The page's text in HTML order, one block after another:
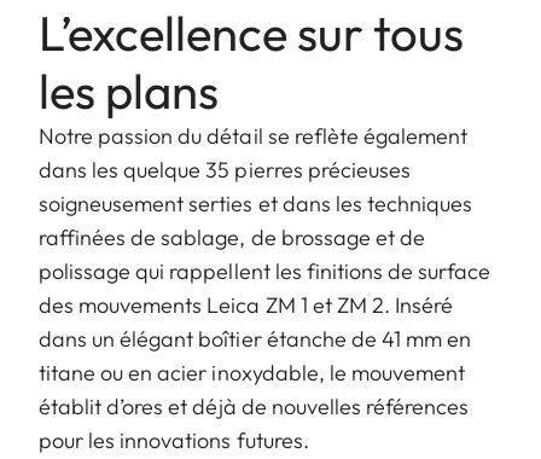
L’excellence sur tous
les plans
Notre passion du détail se reflète également
dans les quelque 35 pierres précieuses
soigneusement serties et dans les techniques
raffinées de sablage, de brossage et de
polissage qui rappellent les finitions de surface
des mouvements Leica ZM 1 et ZM 2. Inséré
dans un élégant boîtier étanche de 41 mm en
titane ou en acier inoxydable, le mouvement
établit d’ores et déjà de nouvelles références
pour les innovations futures.